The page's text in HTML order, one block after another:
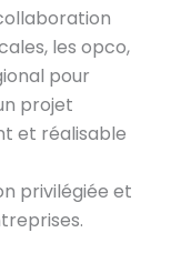
les opco,
pour
projet
et réalisable
privilégiée et